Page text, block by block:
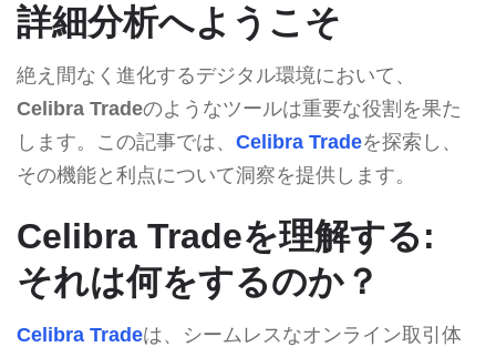
詳細分析へようこそ
絶え間なく進化するデジタル環境において、
Celibra Tradeのようなツールは重要な役割を果た
します。この記事では、 Celibra Tradeを探索し、
その機能と利点について洞察を提供します。
Celibra Tradeを理解する:
それは何をするのか？
Celibra Tradeは、シームレスなオンライン取引体